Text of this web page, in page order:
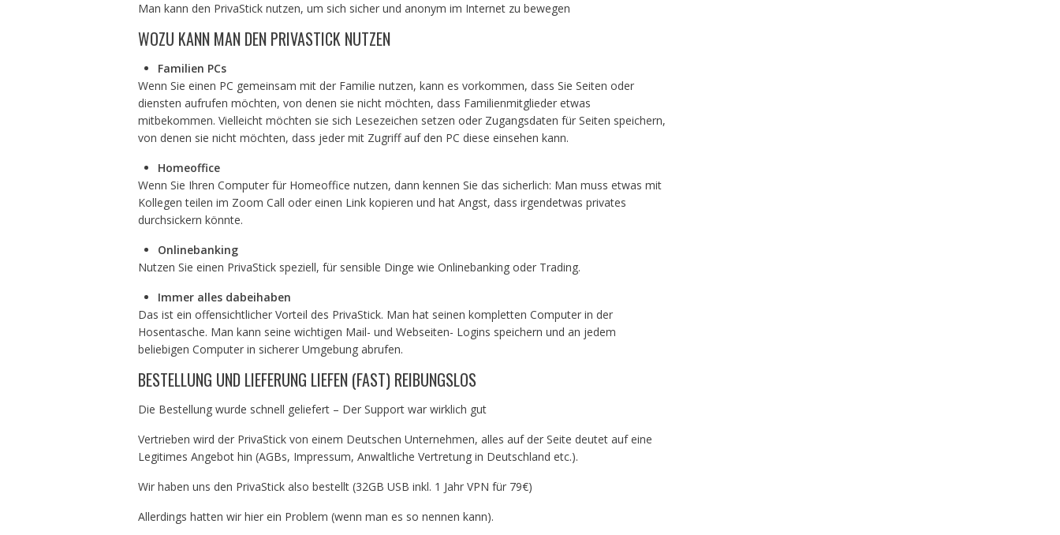
Man kann den PrivaStick nutzen, um sich sicher und anonym im Internet zu bewegen
WOZU KANN MAN DEN PRIVASTICK NUTZEN
Familien PCs
Wenn Sie einen PC gemeinsam mit der Familie nutzen, kann es vorkommen, dass Sie Seiten oder
diensten aufrufen möchten, von denen sie nicht möchten, dass Familienmitglieder etwas
mitbekommen. Vielleicht möchten sie sich Lesezeichen setzen oder Zugangsdaten für Seiten speichern,
von denen sie nicht möchten, dass jeder mit Zugriff auf den PC diese einsehen kann.
Homeoffice
Wenn Sie Ihren Computer für Homeoffice nutzen, dann kennen Sie das sicherlich: Man muss etwas mit
Kollegen teilen im Zoom Call oder einen Link kopieren und hat Angst, dass irgendetwas privates
durchsickern könnte.
Onlinebanking
Nutzen Sie einen PrivaStick speziell, für sensible Dinge wie Onlinebanking oder Trading.
Immer alles dabeihaben
Das ist ein offensichtlicher Vorteil des PrivaStick. Man hat seinen kompletten Computer in der
Hosentasche. Man kann seine wichtigen Mail- und Webseiten- Logins speichern und an jedem
beliebigen Computer in sicherer Umgebung abrufen.
BESTELLUNG UND LIEFERUNG LIEFEN (FAST) REIBUNGSLOS
Die Bestellung wurde schnell geliefert – Der Support war wirklich gut
Vertrieben wird der PrivaStick von einem Deutschen Unternehmen, alles auf der Seite deutet auf eine
Legitimes Angebot hin (AGBs, Impressum, Anwaltliche Vertretung in Deutschland etc.).
Wir haben uns den PrivaStick also bestellt (32GB USB inkl. 1 Jahr VPN für 79€)
Allerdings hatten wir hier ein Problem (wenn man es so nennen kann).